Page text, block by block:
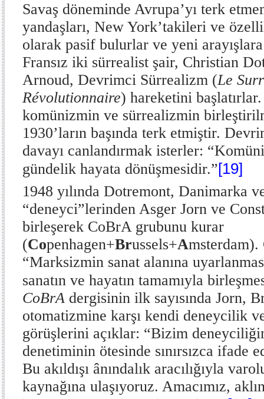
Savaş döneminde Avrupa’yı terk
yandaşları, New York’takileri ve
olarak pasif bulurlar ve yeni
Fransız iki sürrealist şair, Christian
Arnoud, Devrimci Sürrealizm (Le
Révolutionnaire) hareketini
komünizmin ve sürrealizmin
1930’ların başında terk etmiştir.
davayı canlandırmak isterler:
gündelik hayata dönüşmesidir.”[19]
1948 yılında Dotremont, Danimarka
“deneyci”lerinden Asger Jorn ve
birleşerek CoBrA grubunu kurar
(Copenhagen+Brussels+Amsterdam).
“Marksizmin sanat alanına
sanatın ve hayatın tamamıyla
CoBrA dergisinin ilk sayısında Jorn,
otomatizmine karşı kendi deneycilik
görüşlerini açıklar: “Bizim
denetiminin ötesinde sınırsızca ifade
Bu akıldışı ânındalık aracılığıyla
kaynağına ulaşıyoruz. Amacımız,